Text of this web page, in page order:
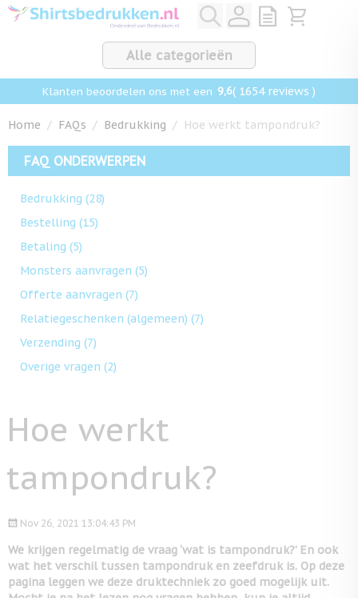
Ga naar de inhoud View quote,
Bekijk
Alle categorieën
Klanten beoordelen ons met een 9,6( 1654 reviews )
Home / FAQs / Bedrukking / Hoe werkt tampondruk?
Hoe werkt
tampondruk?
Nov 26, 2021 13:04:43 PM
We krijgen regelmatig de vraag ‘wat is tampondruk?’ En ook
wat het verschil tussen tampondruk en zeefdruk is. Op deze
pagina leggen we deze druktechniek zo goed mogelijk uit.
FAQ ONDERWERPEN
Bedrukking (28)
Bestelling (15)
Betaling (5)
Monsters aanvragen (5)
Offerte aanvragen (7)
Relatiegeschenken (algemeen) (7)
Verzending (7)
Overige vragen (2)